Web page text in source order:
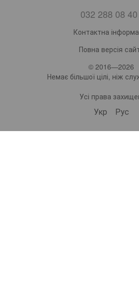
032 288 08 40
Контактна
Повна версія
© 2016—2026
Немає більшої цілі, ніж
Усі права
Укр Рус